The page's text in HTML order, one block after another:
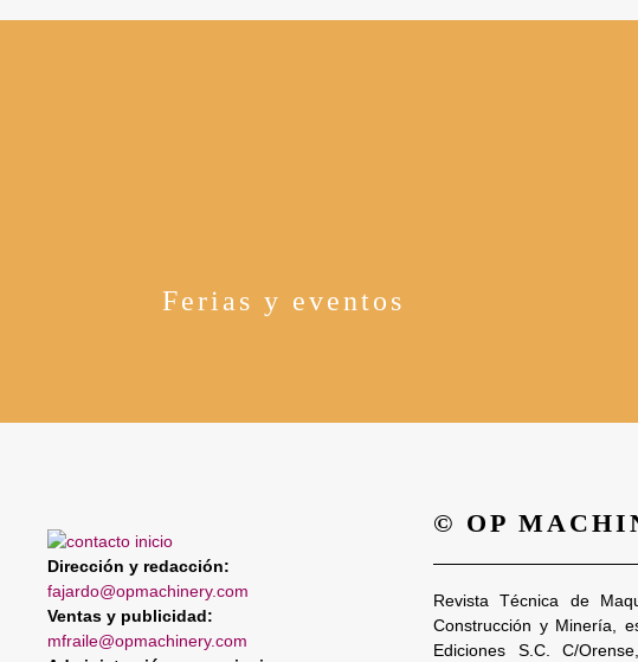
Ferias y eventos
Dirección y redacción:
fajardo@opmachinery.com
Ventas y publicidad:
mfraile@opmachinery.com
© OP
Revista Técnica de
Construcción y Minería,
Ediciones S.C. C/